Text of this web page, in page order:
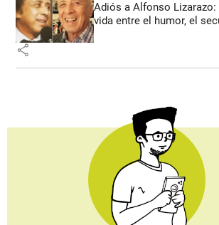
Adiós a Alfonso
vida entre el humor, el
share